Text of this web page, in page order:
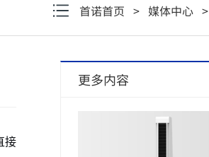
首诺首页 > 媒体中心>
接
更多内容